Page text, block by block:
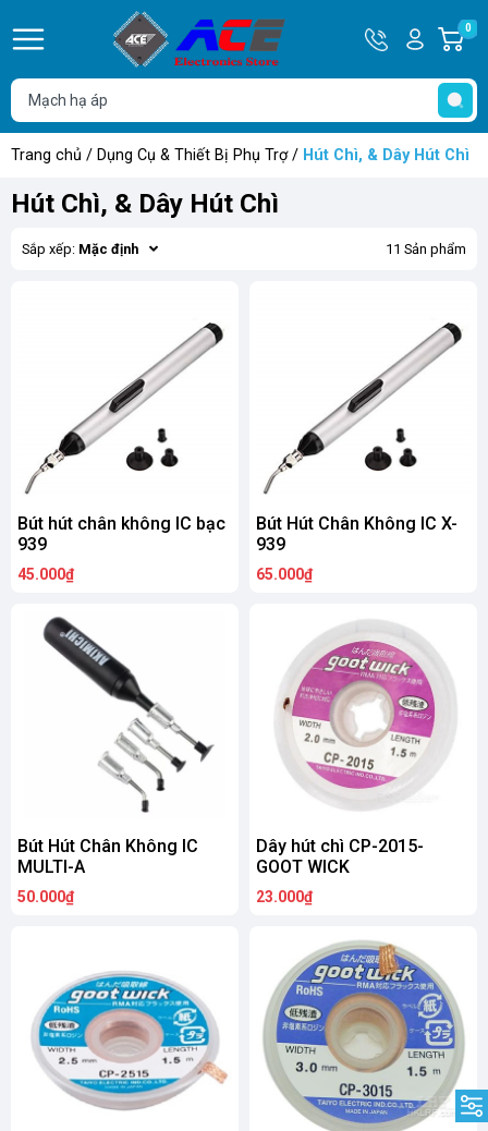
Hotline
0932
762514
Tài
khoản
Hello,
Khách
0
Trang chủ / Dụng Cụ & Thiết Bị Phụ Trợ/ Hút Chì, & Dây Hút Chì
Hút Chì, & Dây Hút Chì
Sắp xếp: Mặc định 11 Sản phẩm
Bút hút chân không IC bạc
939
45.000₫
Bút Hút Chân Không IC X-
939
65.000₫
Bút Hút Chân Không IC
MULTI-A
50.000₫
Dây hút chì CP-2015-
GOOT WICK
23.000₫